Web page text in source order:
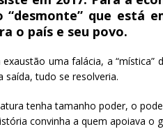
p
p
que está
o país e seu povo.
uma falácia, a “mística”
saída, tudo se resolveria.
tenha tamanho poder, o
convinha a quem apoiava o